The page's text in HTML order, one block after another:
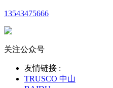
13543475666
关注公众号
友情链接 :
TRUSCO 中山